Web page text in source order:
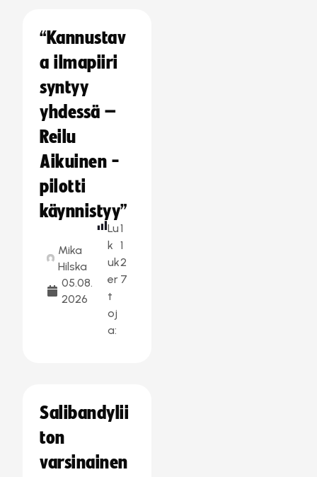
“Kannustav
a ilmapiiri
syntyy
yhdessä –
Reilu
Aikuinen -
pilotti
käynnistyy”
Mika
Hilska
05.08.
2026
Lu
k
uk
er
t
oj
a:
1
1
2
7
Salibandylii
ton
varsinainen